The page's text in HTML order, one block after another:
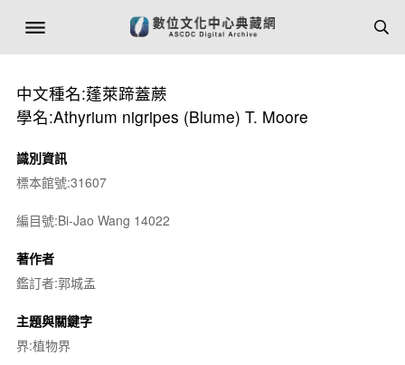
中文種名:蓬萊蹄蓋蕨
學名:Athyrium nigripes (Blume) T. Moore
識別資訊
標本館號:31607
編目號:Bi-Jao Wang 14022
著作者
鑑訂者:郭城孟
主題與關鍵字
界:植物界